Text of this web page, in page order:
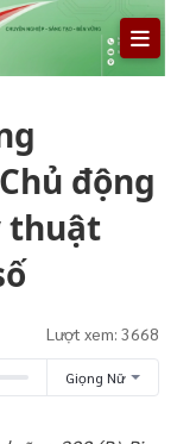
động
thuật
Giọng Nữ
Lượt xem: 3668